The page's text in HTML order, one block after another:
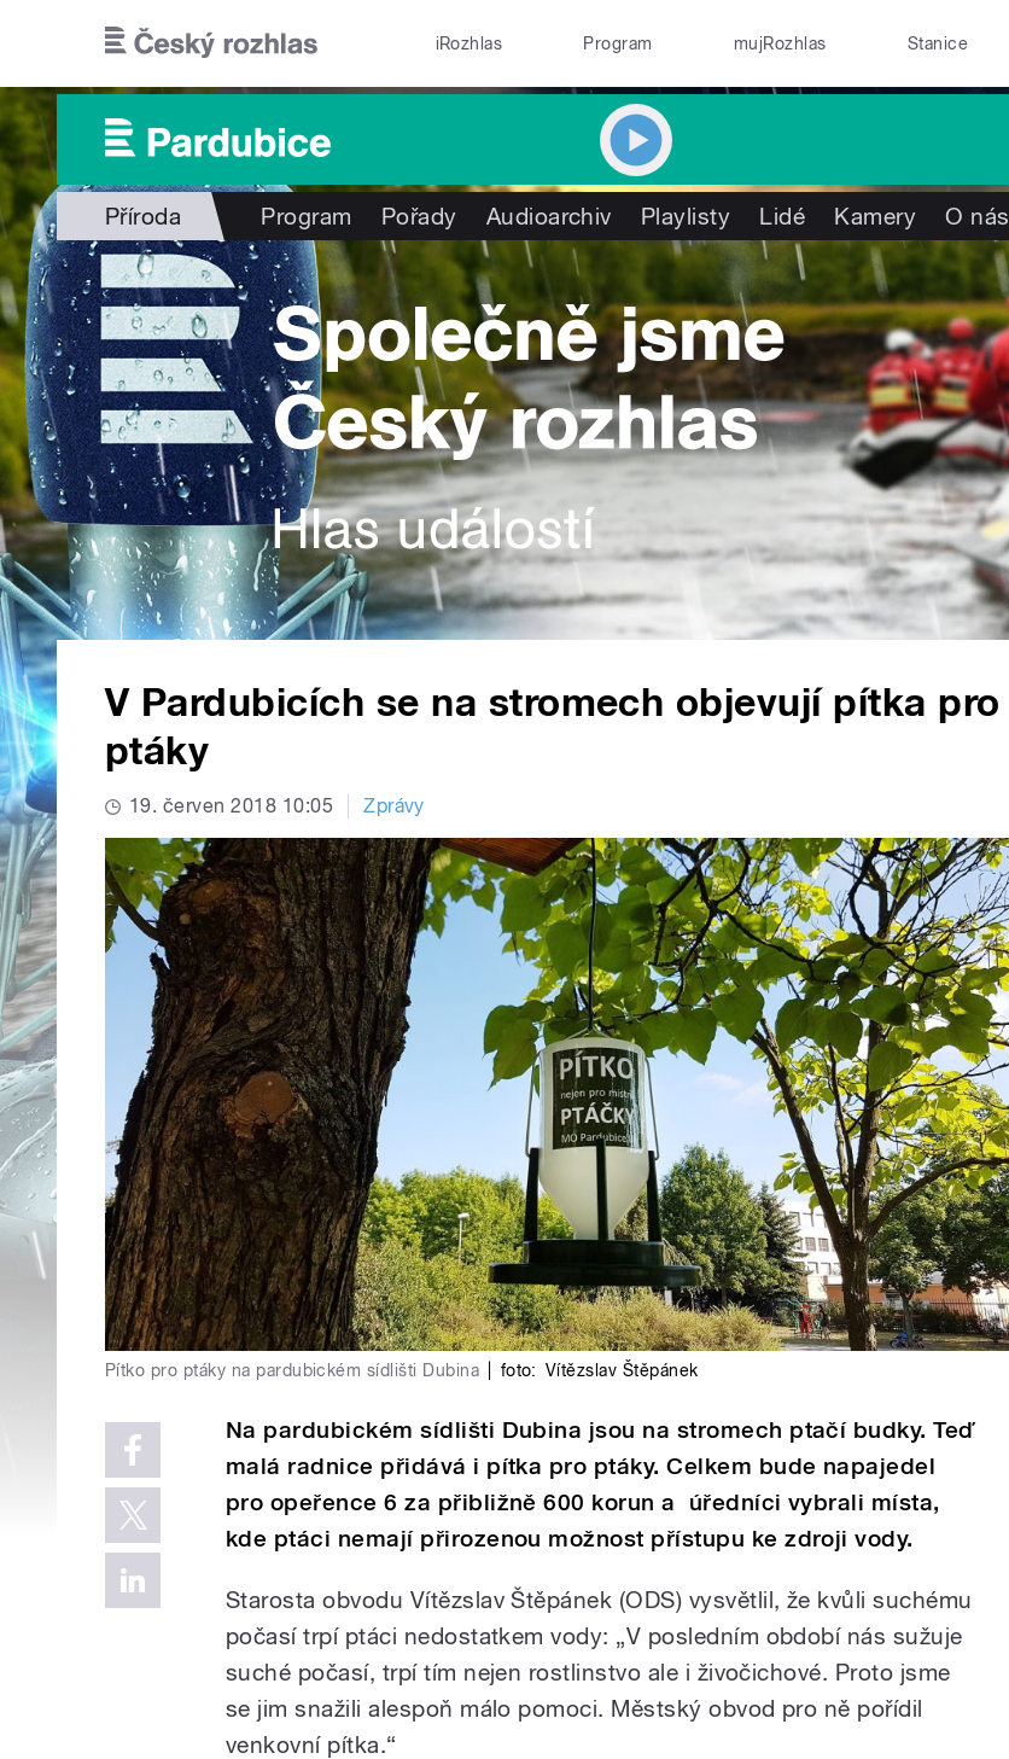
iRozhlas Program mujRozhlas Stanice
Příroda Program Pořady Audioarchiv Playlisty Lidé Kamery O nás
V Pardubicích se na stromech objevují pítka pro
ptáky
19. červen 2018 10:05 Zprávy
Pítko pro ptáky na pardubickém sídlišti Dubina foto: Vítězslav Štěpánek
Na pardubickém sídlišti Dubina jsou na stromech ptačí budky. Teď
malá radnice přidává i pítka pro ptáky. Celkem bude napajedel
pro opeřence 6 za přibližně 600 korun a úředníci vybrali místa,
kde ptáci nemají přirozenou možnost přístupu ke zdroji vody.
Starosta obvodu Vítězslav Štěpánek (ODS) vysvětlil, že kvůli suchému
počasí trpí ptáci nedostatkem vody: „V posledním období nás sužuje
suché počasí, trpí tím nejen rostlinstvo ale i živočichové. Proto jsme
se jim snažili alespoň málo pomoci. Městský obvod pro ně pořídil
venkovní pítka.“